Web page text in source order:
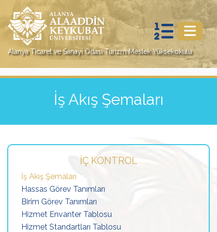
Alanya Ticaret ve Sanayi Odası Turizm Meslek Yüksekokulu
İş Akış Şemaları
İÇ KONTROL
İş Akış Şemaları
Hassas Görev Tanımları
Birim Görev Tanımları
Hizmet Envanter Tablosu
Hizmet Standartları Tablosu